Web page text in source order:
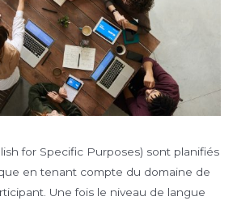
for Specific Purposes) sont planifiés
en tenant compte du domaine de
Une fois le niveau de langue